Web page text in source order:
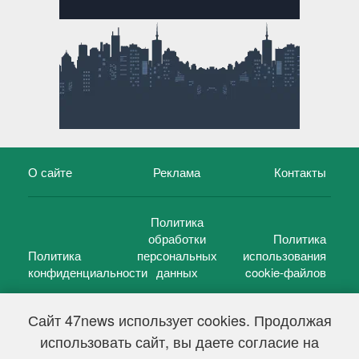
Сайт 47news использует cookies. Продолжая
использовать сайт, вы даете согласие на
О сайте Реклама Контакты
Политика
конфиденциальности
Политика
обработки
персональных
данных
Политика
использования
cookie-файлов
47 новостей (47 news)2005 — 2026 г.